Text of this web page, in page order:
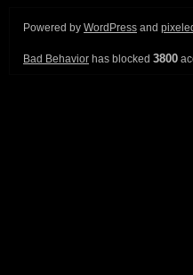
Powered by WordPress and
Bad Behavior has blocked 3800